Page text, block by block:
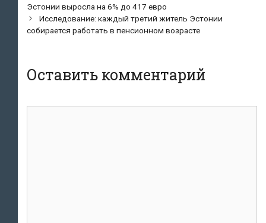
по
записям
Эстонии выросла на 6% до 417 евро
Исследование: каждый третий житель Эстонии
собирается работать в пенсионном возрасте
Оставить комментарий